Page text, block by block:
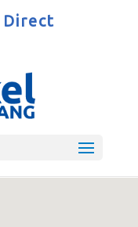
Direct